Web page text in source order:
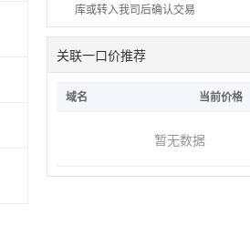
库或转入我司后确认交易
关联一口价推荐
域名 当前价格
暂无数据